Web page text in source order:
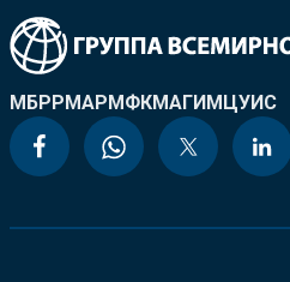
МБРРМАРМФКМАГИМЦУИС